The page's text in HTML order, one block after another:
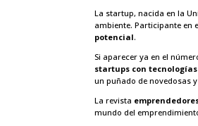
La startup, nacida en la
ambiente. Participante en
potencial.
Si aparecer ya en el
startups con
un puñado de novedosas
La revista
mundo del